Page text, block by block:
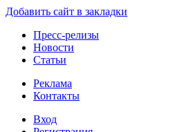
Добавить сайт в закладки
Пресс-релизы
Новости
Статьи
Реклама
Контакты
Вход